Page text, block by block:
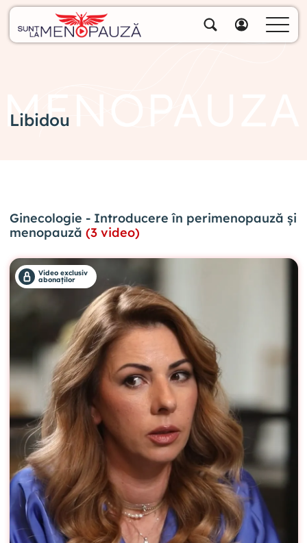
Contul meu
Libidou
Ginecologie - Introducere în perimenopauză și
menopauză (3 video)
Video exclusiv
abonaților